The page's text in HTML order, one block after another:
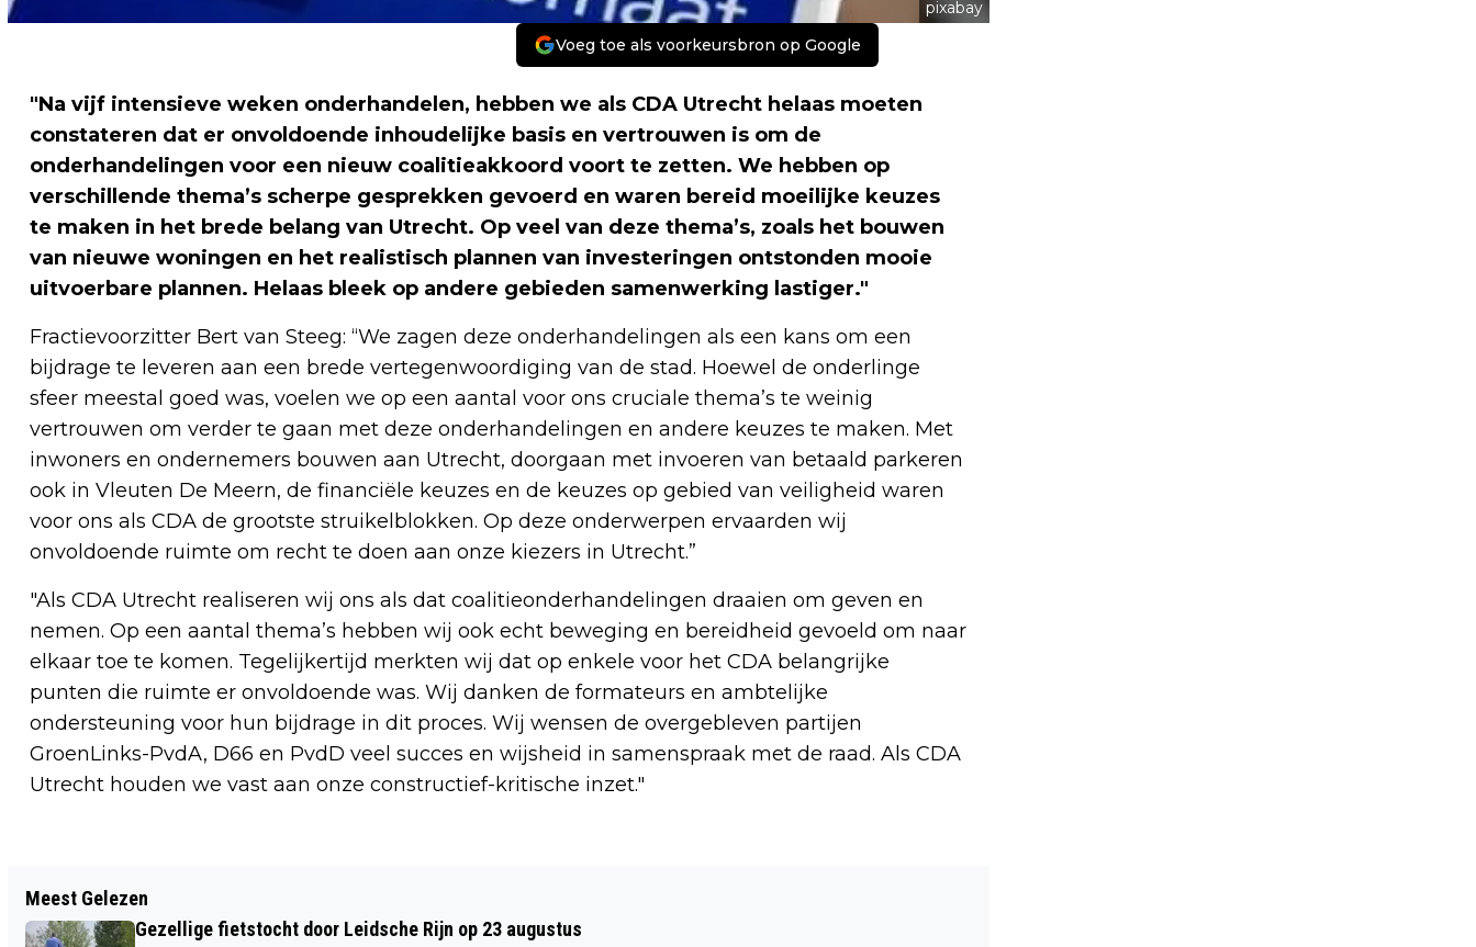
pixabay
Voeg toe als voorkeursbron op Google
"Na vijf intensieve weken onderhandelen, hebben we als CDA Utrecht helaas moeten
constateren dat er onvoldoende inhoudelijke basis en vertrouwen is om de
onderhandelingen voor een nieuw coalitieakkoord voort te zetten. We hebben op
verschillende thema’s scherpe gesprekken gevoerd en waren bereid moeilijke keuzes
te maken in het brede belang van Utrecht. Op veel van deze thema’s, zoals het bouwen
van nieuwe woningen en het realistisch plannen van investeringen ontstonden mooie
uitvoerbare plannen. Helaas bleek op andere gebieden samenwerking lastiger."
Fractievoorzitter Bert van Steeg: “We zagen deze onderhandelingen als een kans om een
bijdrage te leveren aan een brede vertegenwoordiging van de stad. Hoewel de onderlinge
sfeer meestal goed was, voelen we op een aantal voor ons cruciale thema’s te weinig
vertrouwen om verder te gaan met deze onderhandelingen en andere keuzes te maken. Met
inwoners en ondernemers bouwen aan Utrecht, doorgaan met invoeren van betaald parkeren
ook in Vleuten De Meern, de financiële keuzes en de keuzes op gebied van veiligheid waren
voor ons als CDA de grootste struikelblokken. Op deze onderwerpen ervaarden wij
onvoldoende ruimte om recht te doen aan onze kiezers in Utrecht.”
"Als CDA Utrecht realiseren wij ons als dat coalitieonderhandelingen draaien om geven en
nemen. Op een aantal thema’s hebben wij ook echt beweging en bereidheid gevoeld om naar
elkaar toe te komen. Tegelijkertijd merkten wij dat op enkele voor het CDA belangrijke
punten die ruimte er onvoldoende was. Wij danken de formateurs en ambtelijke
ondersteuning voor hun bijdrage in dit proces. Wij wensen de overgebleven partijen
GroenLinks-PvdA, D66 en PvdD veel succes en wijsheid in samenspraak met de raad. Als CDA
Utrecht houden we vast aan onze constructief-kritische inzet."
NIEUW HOOGSPANNINGSSTATION
Meest Gelezen
Gezellige fietstocht door Leidsche Rijn op 23 augustus